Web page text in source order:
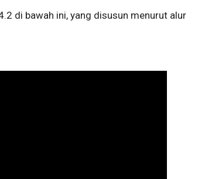
di bawah ini, yang disusun menurut alur